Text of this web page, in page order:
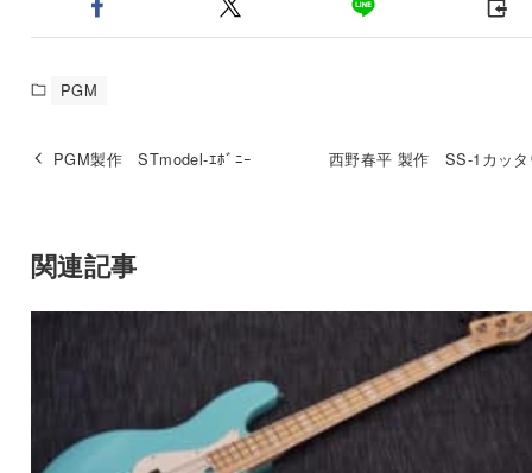
PGM
PGM製作 STmodel-ｴﾎﾞﾆｰ 西野春平 製作 SS-1カッタ
関連記事